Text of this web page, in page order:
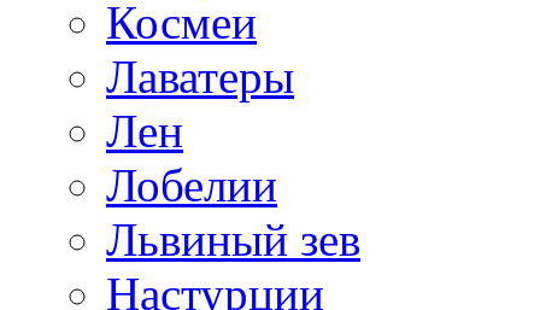
Космеи
Лаватеры
Лен
Лобелии
Львиный зев
Настурции